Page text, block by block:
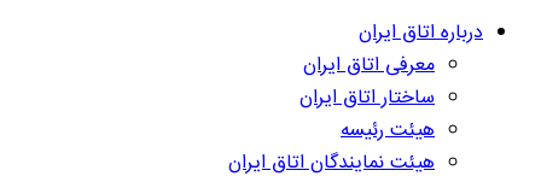
درباره اتاق ایران
معرفی اتاق ایران
ساختار اتاق ایران
هیئت رئیسه
هیئت نمایندگان اتاق ایران